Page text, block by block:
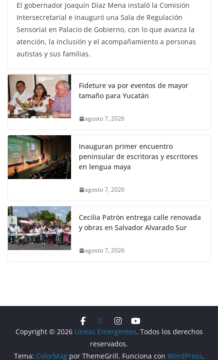
El gobernador Joaquín Díaz Mena instaló la Comisión
Intersecretarial e inauguró una Sala de Regulación
Sensorial en Palacio de Gobierno, con lo que avanza la
atención, la inclusión y el acompañamiento a personas
autistas y sus familias.
Fideture va por eventos de mayor
tamaño para Yucatán
agosto 7, 2026
Inauguran primer encuentro
peninsular de escritoras y escritores
en lengua maya
agosto 7, 2026
Cecilia Patrón entrega calle renovada
y obras en Salvador Alvarado Sur
agosto 7, 2026
Copyright © 2026 Líneas Emergentes. Todos los derechos
reservados.
Tema: ColorMagpor ThemeGrill. Funciona con WordPress.